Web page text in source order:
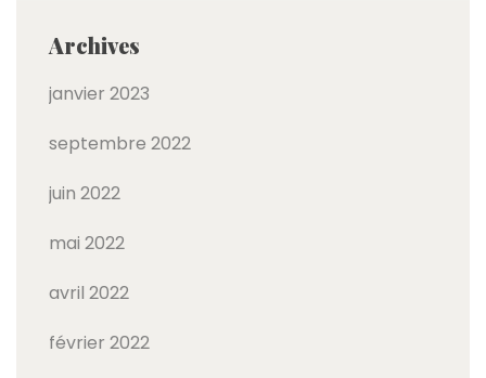
Archives
janvier 2023
septembre 2022
juin 2022
mai 2022
avril 2022
février 2022